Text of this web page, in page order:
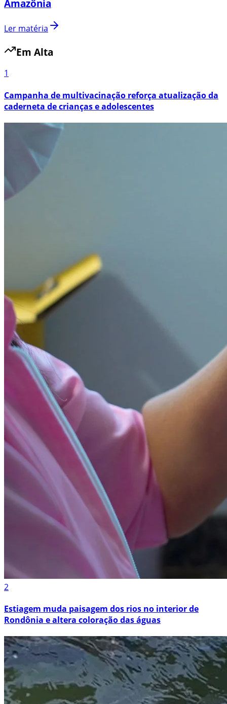
Amazônia
Ler matéria
Em Alta
1
Campanha de multivacinação reforça atualização da
caderneta de crianças e adolescentes
2
Estiagem muda paisagem dos rios no interior de
Rondônia e altera coloração das águas